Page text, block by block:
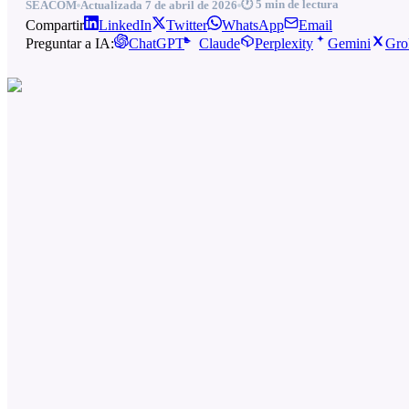
SEACOM Actualizada 7 de abril de 2026 🕐 5 min de lectura
Compartir LinkedIn Twitter WhatsApp
Email
Preguntar a IA:
ChatGPT Claude Perplexity Gemini